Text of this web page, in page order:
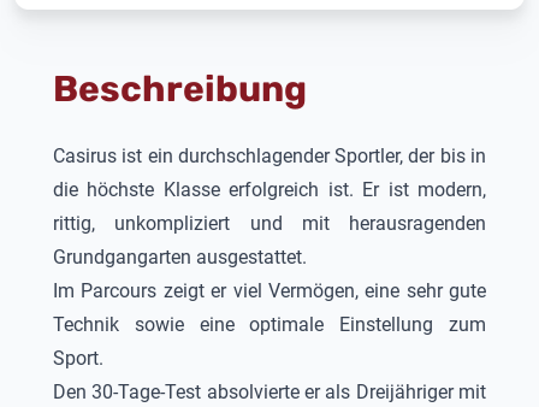
Beschreibung
Casirus ist ein durchschlagender Sportler, der bis in
die höchste Klasse erfolgreich ist. Er ist modern,
rittig, unkompliziert und mit herausragenden
Grundgangarten ausgestattet.
Im Parcours zeigt er viel Vermögen, eine sehr gute
Technik sowie eine optimale Einstellung zum
Sport.
Den 30-Tage-Test absolvierte er als Dreijähriger mit